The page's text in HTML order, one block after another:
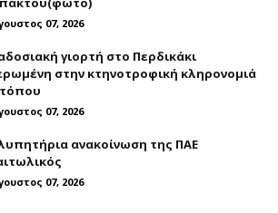
07, 2026
γιορτή στο Περδικάκι
στην κτηνοτροφική κληρονομιά
07, 2026
ανακοίνωση της ΠΑΕ
07, 2026